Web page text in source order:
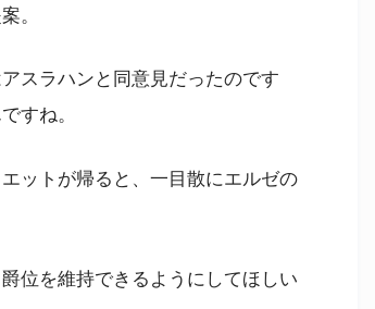
。
スラハンと同意見だったのです
すね。
ットが帰ると、一目散にエルゼの
位を維持できるようにしてほしい